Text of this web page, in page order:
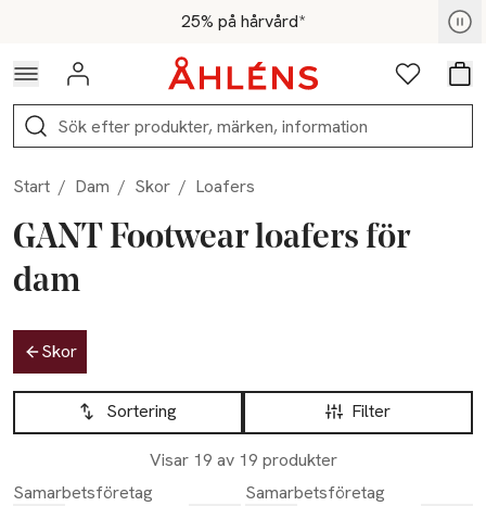
Hoppa till navigationsmenyn25% på hårvård*
För medlemmar - Shoppa nu
Logga in Favoriter
Sök
Start / Dam / Skor / Loafers
GANT Footwear loafers för
dam
Hoppa till produktsidan
Skor
Hoppa till produktsidan
Filter
Sortering
Visar 19 av 19 produkter
Lista över produkter
Samarbetsföretag
Samarbetsföretag